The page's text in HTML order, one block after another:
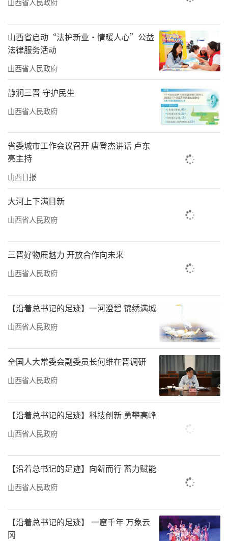
山西省启动“法护新业·情暖人心”公益
法律服务活动
山西省人民政府
静润三晋 守护民生
山西省人民政府
省委城市工作会议召开 唐登杰讲话 卢东
亮主持
山西日报
大河上下满目新
山西省人民政府
三晋好物展魅力 开放合作向未来
山西省人民政府
【沿着总书记的足迹】一河澄碧 锦绣满城
山西省人民政府
全国人大常委会副委员长何维在晋调研
山西省人民政府
【沿着总书记的足迹】科技创新 勇攀高峰
山西省人民政府
【沿着总书记的足迹】向新而行 蓄力赋能
山西省人民政府
【沿着总书记的足迹】 一窟千年 万象云
冈